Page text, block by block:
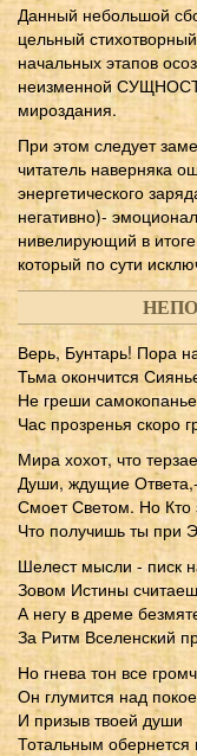
Данный небольшой
цельный
начальных этапов
неизменной
мироздания.
При этом следует
читатель наверняка
энергетического
негативно)-
нивелирующий в
который по сути
Верь, Бунтарь! Пора
Тьма окончится
Не греши
Час прозренья скоро
Мира хохот, что
Души, ждущие
Смоет Светом. Но Кто
Что получишь ты при
Шелест мысли - писк
Зовом Истины
А негу в дреме
За Ритм Вселенский
Но гнева тон все
Он глумится над
И призыв твоей души
Тотальным обернется